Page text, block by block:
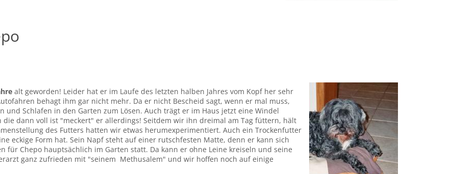
alt geworden! Leider hat er im Laufe des letzten halben Jahres vom Kopf her sehr
behagt ihm gar nicht mehr. Da er nicht Bescheid sagt, wenn er mal muss,
und Schlafen in den Garten zum Lösen. Auch trägt er im Haus jetzt eine Windel
dann voll ist "meckert" er allerdings! Seitdem wir ihn dreimal am Tag füttern, hält
des Futters hatten wir etwas herumexperimentiert. Auch ein Trockenfutter
eckige Form hat. Sein Napf steht auf einer rutschfesten Matte, denn er kann sich
für Chepo hauptsächlich im Garten statt. Da kann er ohne Leine kreiseln und seine
ganz zufrieden mit "seinem Methusalem" und wir hoffen noch auf einige